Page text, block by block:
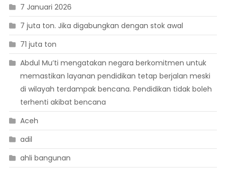
7 Januari 2026
7 juta ton. Jika digabungkan dengan stok awal
71 juta ton
Abdul Mu’ti mengatakan negara berkomitmen untuk
memastikan layanan pendidikan tetap berjalan meski
di wilayah terdampak bencana. Pendidikan tidak boleh
terhenti akibat bencana
Aceh
adil
ahli bangunan